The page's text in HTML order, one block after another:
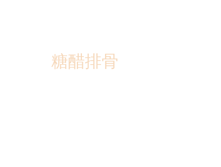
糖醋排骨